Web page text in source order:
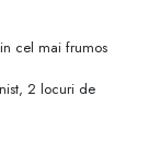
cel mai frumos
2 locuri de